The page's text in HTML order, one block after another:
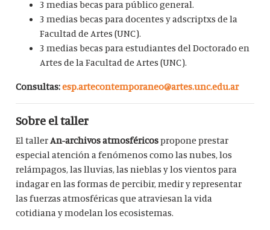
3 medias becas para público general.
3 medias becas para docentes y adscriptxs de la
Facultad de Artes (UNC).
3 medias becas para estudiantes del Doctorado en
Artes de la Facultad de Artes (UNC).
Consultas:esp.artecontemporaneo@artes.unc.edu.ar
Sobre el taller
El tallerAn-archivos atmosféricospropone prestar
especial atención a fenómenos como las nubes, los
relámpagos, las lluvias, las nieblas y los vientos para
indagar en las formas de percibir, medir y representar
las fuerzas atmosféricas que atraviesan la vida
cotidiana y modelan los ecosistemas.